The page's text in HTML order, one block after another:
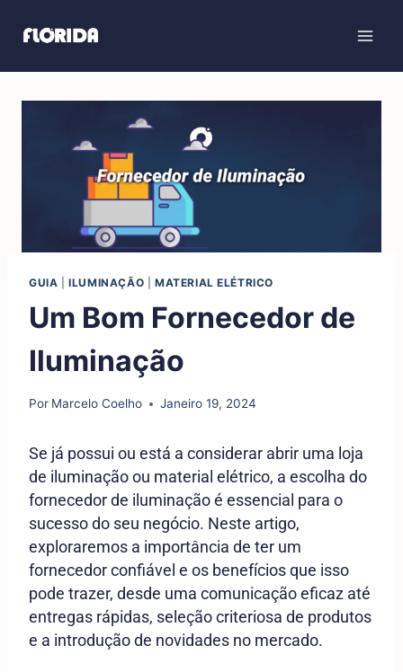
GUIA |ILUMINAÇÃO MATERIAL ELÉTRICO
Um Bom Fornecedor de
Iluminação
Por Marcelo Coelho Janeiro 19, 2024
Se já possui ou está a considerar abrir uma loja
de iluminação ou material elétrico, a escolha do
fornecedor de iluminação é essencial para o
sucesso do seu negócio. Neste artigo,
exploraremos a importância de ter um
fornecedor confiável e os benefícios que isso
pode trazer, desde uma comunicação eficaz até
entregas rápidas, seleção criteriosa de produtos
e a introdução de novidades no mercado.